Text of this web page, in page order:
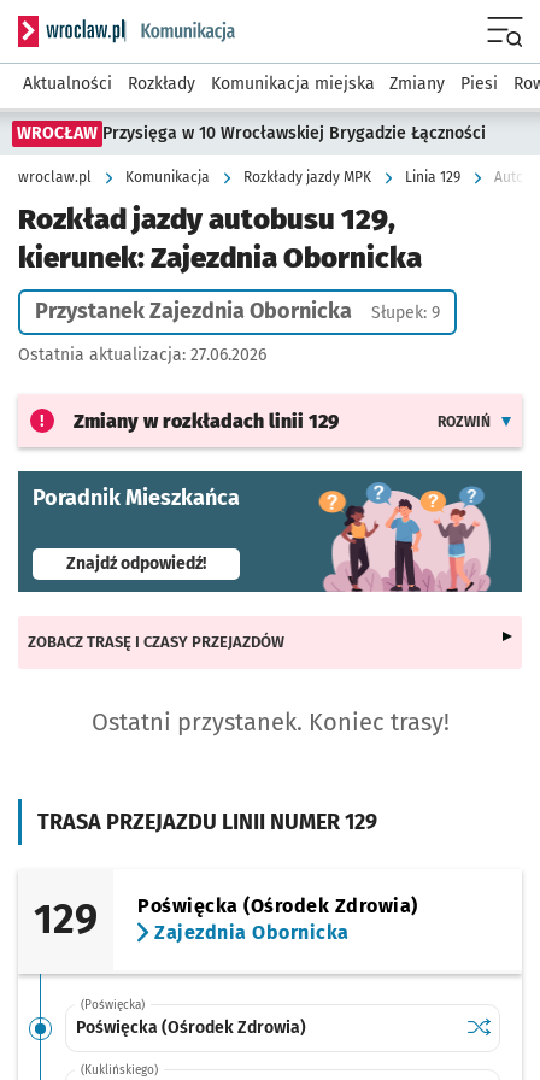
Serwis informacyjny wroclaw.pl podserwis: Komunikacja
Aktualności Rozkłady Komunikacja miejska Zmiany Piesi
WROCŁAW Przysięga w 10 Wrocławskiej Brygadzie Łączności
wroclaw.pl Komunikacja Rozkłady jazdy MPK Linia 129
Rozkład jazdy autobusu 129,
kierunek: Zajezdnia Obornicka
Przystanek Zajezdnia Obornicka Słupek: 9
Ostatnia aktualizacja: 27.06.2026
Zmiany w rozkładach linii 129 ROZWIŃ
Poradnik Mieszkańca
Znajdź odpowiedź!- otworzy się w nowej karcie
TRASA PRZEJAZDU LINII NUMER 129
129
Poświęcka (Ośrodek Zdrowia)
Zajezdnia Obornicka
(Poświęcka)
Poświęcka (Ośrodek Zdrowia) Sprawdź
(Kuklińskiego)
ZOBACZ TRASĘ I CZASY PRZEJAZDÓW
Ostatni przystanek. Koniec trasy!